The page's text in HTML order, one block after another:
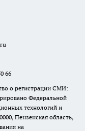
66
о регистрации СМИ:
Федеральной
технологий и
Пензенская область,
на